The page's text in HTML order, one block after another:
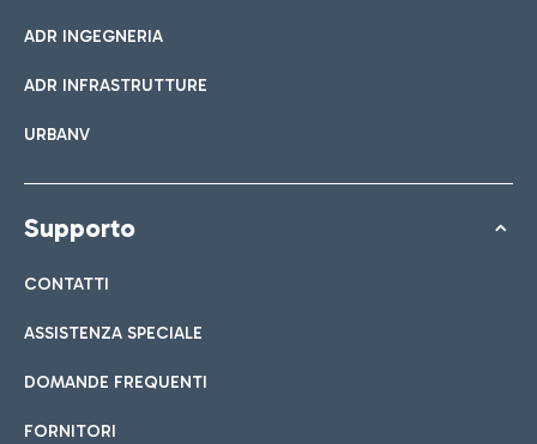
ADR INGEGNERIA
ADR INFRASTRUTTURE
URBANV
Supporto
CONTATTI
ASSISTENZA SPECIALE
DOMANDE FREQUENTI
FORNITORI